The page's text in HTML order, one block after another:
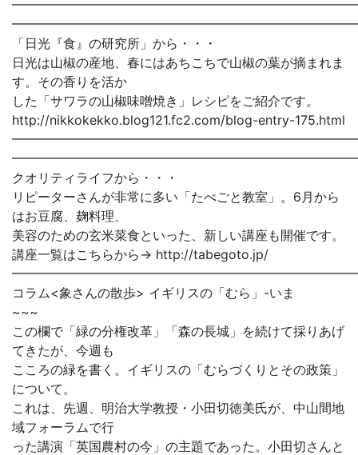
「日光『食』の研究所」から・・・
日光は山椒の産地、春にはあちこちで山椒の葉が摘まれま
す。その香りを活か
した「サワラの山椒味噌焼き」レシピをご紹介です。
http://nikkokekko.blog121.fc2.com/blog-entry-175.html
クオリティライフから・・・
リピーターさんが非常に多い「たべごと教室」。6月から
はお豆腐、麹料理、
美容のための玄米菜食といった、新しい講座も開催です。
講座一覧はこちらから→ http://tabegoto.jp/
コラム<象さんの散歩> イギリスの「むら」-いま
~~~
この欄で「緑の分権改革」「森の長城」を続けて採りあげ
てきたが、今週も
こころの緑を書く。イギリスの「むらづくりとその政策」
について。
これは、先週、明治大学教授・小田切徳美氏が、中山間地
域フォーラムで行
った講演「英国農村の今」の主題であった。小田切さんと